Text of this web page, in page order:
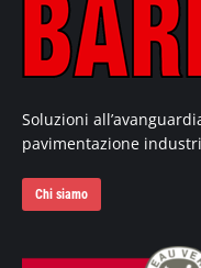
Soluzioni
pavimentazione
Chi siamo